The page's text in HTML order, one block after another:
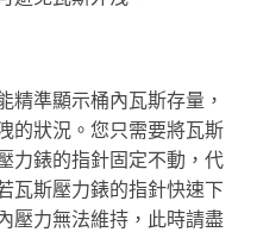
精準顯示桶內瓦斯存量，
的狀況。您只需要將瓦斯
力錶的指針固定不動，代
瓦斯壓力錶的指針快速下
壓力無法維持，此時請盡